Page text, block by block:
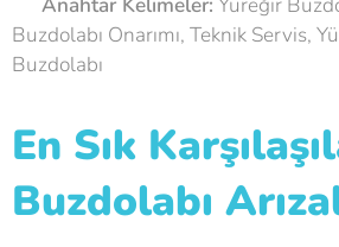
Buzdolabı Onarımı, Teknik Servis,
Buzdolabı
En Sık
Buzdolabı